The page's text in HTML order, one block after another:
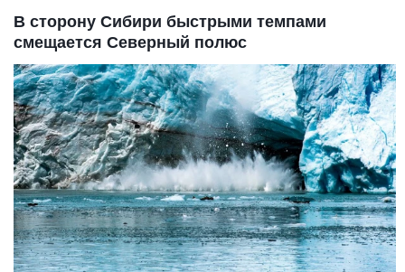
В сторону Сибири быстрыми темпами
смещается Северный полюс